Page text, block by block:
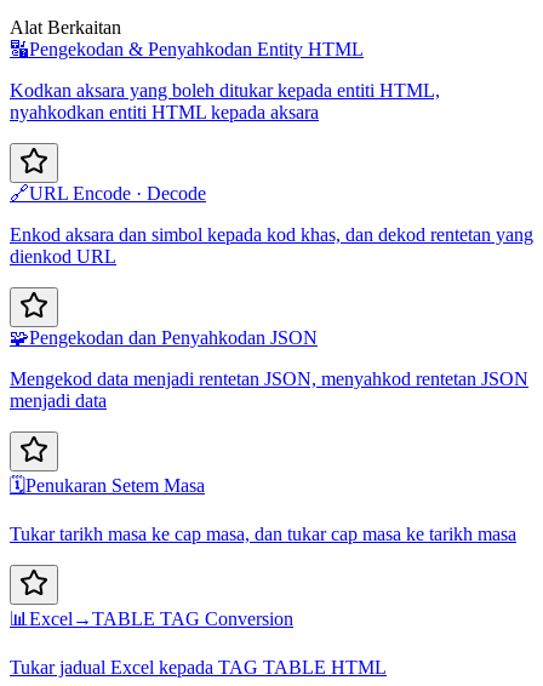
Alat Berkaitan
🔣Pengekodan & Penyahkodan Entity HTML
Kodkan aksara yang boleh ditukar kepada entiti HTML,
nyahkodkan entiti HTML kepada aksara
🔗URL Encode · Decode
Enkod aksara dan simbol kepada kod khas, dan dekod rentetan yang
dienkod URL
🧩Pengekodan dan Penyahkodan JSON
Mengekod data menjadi rentetan JSON, menyahkod rentetan JSON
menjadi data
🗓️Penukaran Setem Masa
Tukar tarikh masa ke cap masa, dan tukar cap masa ke tarikh masa
📊 Excel→TABLE TAG Conversion
Tukar jadual Excel kepada TAG TABLE HTML